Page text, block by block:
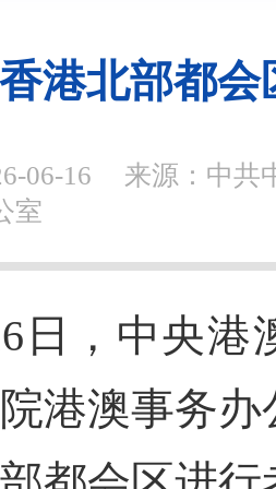
港北部都
06-16
来源：中共
室
日，中央港
港澳事务